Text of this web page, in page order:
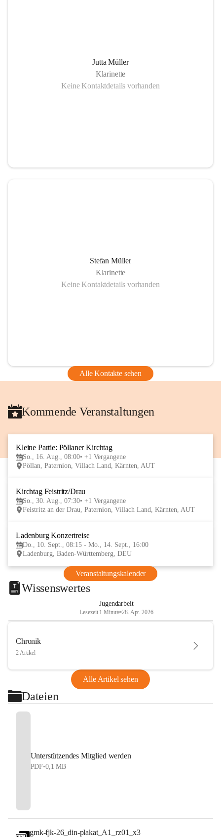
Jutta Müller
Klarinette
Keine Kontaktdetails vorhanden
Stefan Müller
Klarinette
Keine Kontaktdetails vorhanden
Alle Kontakte sehen
Kommende Veranstaltungen
Kleine Partie: Pöllaner Kirchtag
So., 16. Aug., 08:00 +1 Vergangene
Pöllan, Paternion, Villach Land, Kärnten, AUT
Kirchtag Feistritz/Drau
So., 30. Aug., 07:30 +1 Vergangene
Feistritz an der Drau, Paternion, Villach Land, Kärnten, AUT
Ladenburg Konzertreise
Do., 10. Sept., 08:15 - Mo., 14. Sept., 16:00
Ladenburg, Baden-Württemberg, DEU
Veranstaltungskalender
Wissenswertes
Jugendarbeit
Lesezeit 1 Minute•28. Apr. 2026
Chronik
2 Artikel
Alle Artikel sehen
Dateien
Unterstützendes Mitglied werden
PDF•0,1 MB
gmk-fjk-26_din-plakat_A1_rz01_x3